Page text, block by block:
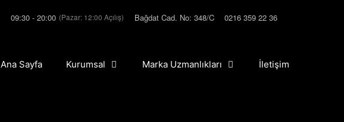
09:30 - 20:00 (Pazar: 12:00 Açılış) Bağdat Cad. No: 348/C 0216 359 22 36
Ana Sayfa Kurumsal Marka Uzmanlıkları İletişim